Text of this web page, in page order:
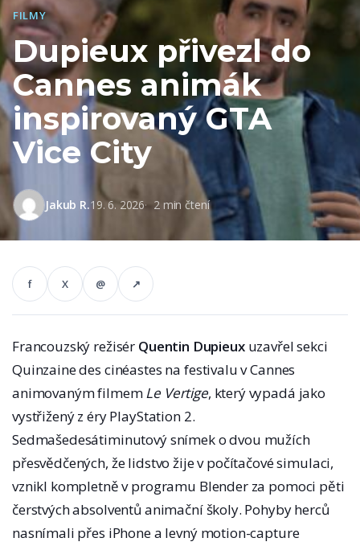
FILMY
Dupieux přivezl do
Cannes animák
inspirovaný GTA
Vice City
Jakub R.19. 6. 2026 2 min čtení
f X @ ↗
Francouzský režisér Quentin Dupieuxuzavřel sekci
Quinzaine des cinéastes na festivalu v Cannes
animovaným filmemLe Vertige, který vypadá jako
vystřižený z éry PlayStation 2.
Sedmašedesátiminutový snímek o dvou mužích
přesvědčených, že lidstvo žije v počítačové simulaci,
vznikl kompletně v programu Blender za pomoci pěti
čerstvých absolventů animační školy. Pohyby herců
nasnímali přes iPhone a levný motion-capture